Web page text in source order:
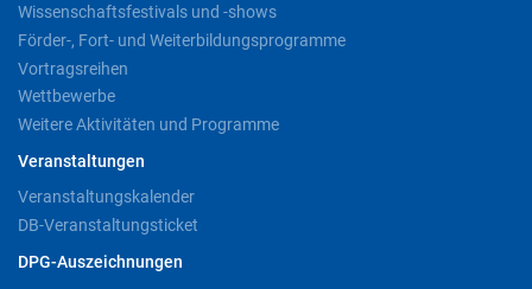
Wissenschaftsfestivals und -shows
Förder-, Fort- und Weiterbildungsprogramme
Vortragsreihen
Wettbewerbe
Weitere Aktivitäten und Programme
Veranstaltungen
Veranstaltungskalender
DB-Veranstaltungsticket
DPG-Auszeichnungen